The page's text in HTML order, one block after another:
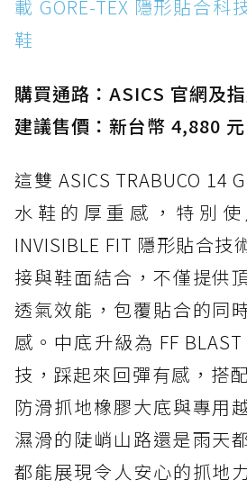
載 GORE-TEX 隱形貼合科
鞋
購買通路：ASICS 官網及
建議售價：新台幣 4,880 元
這雙 ASICS TRABUCO 14
水鞋的厚重感，特別使
INVISIBLE FIT 隱形貼合技
接與鞋面結合，不僅提供
透氣效能，包覆貼合的同
感。中底升級為 FF
技，踩起來回彈有感，搭
防滑抓地橡膠大底與專用
濕滑的陡峭山路還是雨天
都能展現令人安心的抓地